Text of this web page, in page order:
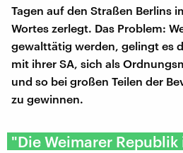
Tagen auf den Straßen Berlins
Wortes zerlegt. Das Problem:
gewalttätig werden, gelingt es
mit ihrer SA, sich als
und so bei großen Teilen der
zu gewinnen.
"Die Weimarer